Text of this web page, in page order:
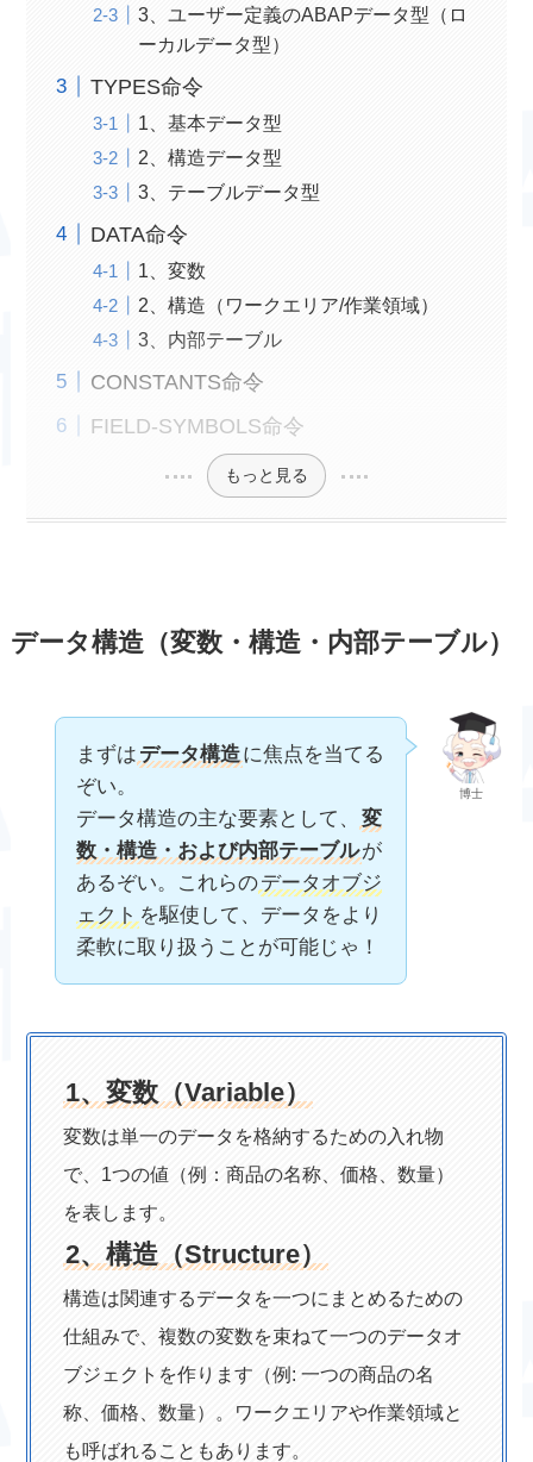
3、ユーザー定義のABAPデータ型（ロ
ーカルデータ型）
TYPES命令
1、基本データ型
2、構造データ型
3、テーブルデータ型
DATA命令
1、変数
2、構造（ワークエリア/作業領域）
3、内部テーブル
CONSTANTS命令
FIELD-SYMBOLS命令
もっと見る
データ構造（変数・構造・内部テーブル）
博士
まずは データ構造に焦点を当てる
ぞい。
データ構造の主な要素として、
変
数・構造・および内部テーブルが
あるぞい。これらのデータオブジ
ェクト を駆使して、データをより
柔軟に取り扱うことが可能じゃ！
1、変数（Variable）
変数は単一のデータを格納するための入れ物
で、1つの値（例：商品の名称、価格、数量）
を表します。
2、構造（Structure）
構造は関連するデータを一つにまとめるための
仕組みで、複数の変数を束ねて一つのデータオ
ブジェクトを作ります（例: 一つの商品の名
称、価格、数量）。ワークエリアや作業領域と
も呼ばれることもあります。